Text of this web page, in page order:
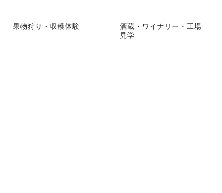
果物狩り・収穫体験
酒蔵・ワイナリー・工場
見学